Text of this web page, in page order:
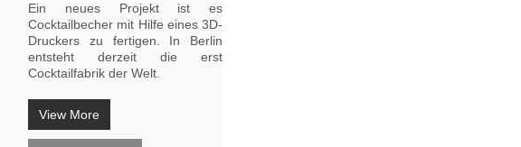
Ein neues Projekt ist es
Cocktailbecher mit Hilfe eines 3D-
Druckers zu fertigen. In Berlin
entsteht derzeit die erst
Cocktailfabrik der Welt.
View More